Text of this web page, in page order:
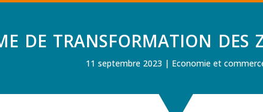
de transformation des
11 septembre 2023 Economie et